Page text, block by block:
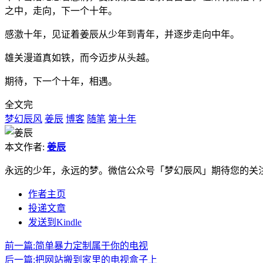
之中，走向，下一个十年。
感激十年，见证着姜辰从少年到青年，并逐步走向中年。
雄关漫道真如铁，而今迈步从头越。
期待，下一个十年，相遇。
全文完
梦幻辰风 姜辰 博客 随笔 第十年
本文作者: 姜辰
永远的少年，永远的梦。微信公众号「梦幻辰风」期待您的关
作者主页
投递文章
发送到Kindle
前一篇:简单暴力定制属于你的电视
后一篇:把网站搬到家里的电视盒子上